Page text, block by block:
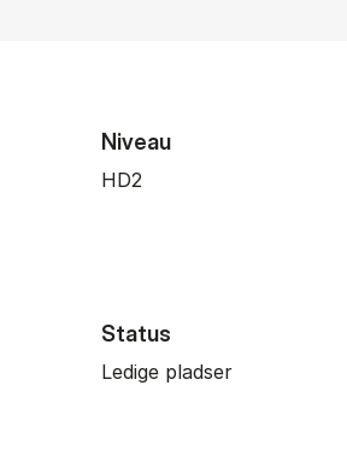
Niveau
HD2
Status
Ledige pladser